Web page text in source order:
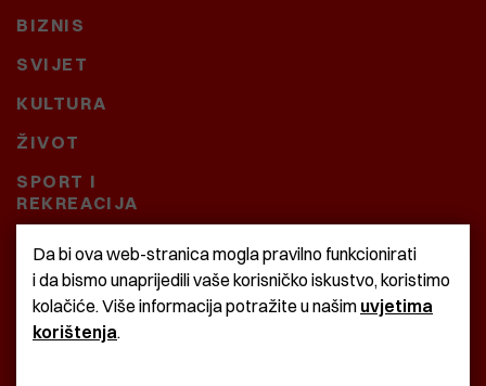
BIZNIS
SVIJET
KULTURA
ŽIVOT
SPORT I
REKREACIJA
CRNA KRONIKA
BAŠTARDINI I PRAVI
KRASNA ZEMLJA
Da bi ova web-stranica mogla pravilno funkcionirati
i da bismo unaprijedili vaše korisničko iskustvo, koristimo
kolačiće. Više informacija potražite u našim uvjetima
korištenja.